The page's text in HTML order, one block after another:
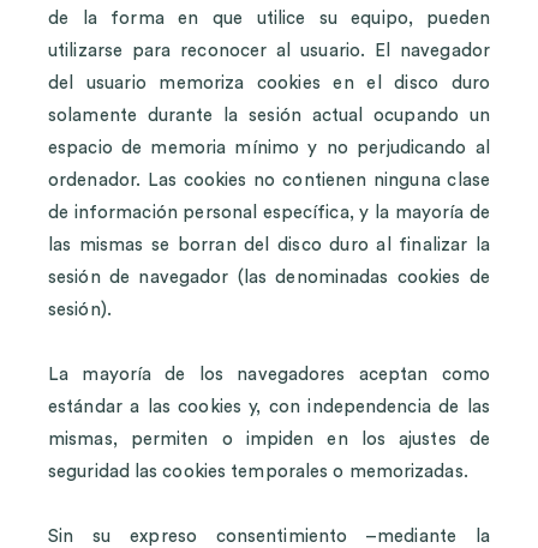
de la forma en que utilice su equipo, pueden
utilizarse para reconocer al usuario. El navegador
del usuario memoriza cookies en el disco duro
solamente durante la sesión actual ocupando un
espacio de memoria mínimo y no perjudicando al
ordenador. Las cookies no contienen ninguna clase
de información personal específica, y la mayoría de
las mismas se borran del disco duro al finalizar la
sesión de navegador (las denominadas cookies de
sesión).
La mayoría de los navegadores aceptan como
estándar a las cookies y, con independencia de las
mismas, permiten o impiden en los ajustes de
seguridad las cookies temporales o memorizadas.
Sin su expreso consentimiento –mediante la